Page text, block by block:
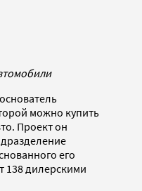
можно купить
Проект он
его
138 дилерскими